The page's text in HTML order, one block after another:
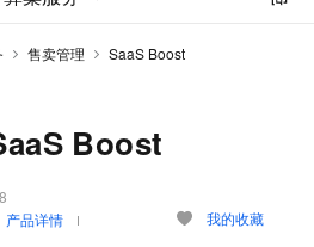
售卖管理
SaaS Boost
Boost
产品详情 我的收藏